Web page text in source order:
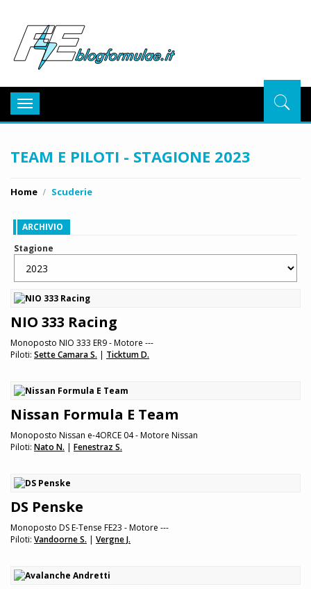
Toggle
navigation
TEAM E PILOTI - STAGIONE 2023
Home Scuderie
ARCHIVIO
Stagione
NIO 333 Racing
Monoposto NIO 333 ER9 - Motore ---
Piloti: Sette Camara S. | Ticktum D.
Nissan Formula E Team
Monoposto Nissan e-4ORCE 04 - Motore Nissan
Piloti: Nato N. | Fenestraz S.
DS Penske
Monoposto DS E-Tense FE23 - Motore ---
Piloti: Vandoorne S. | Vergne J.